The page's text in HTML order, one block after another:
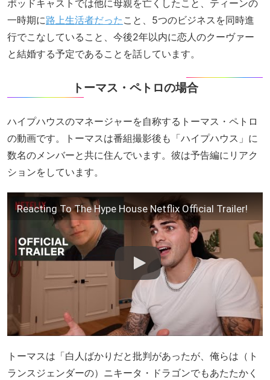
ポッドキャストでは他に母親を亡くしたこと、ティーンの
一時期に路上生活者だった こと、5つのビジネスを同時進
行でこなしていること、今後2年以内に恋人のクーヴァー
と結婚する予定であることを話しています。
トーマス・ペトロの場合
ハイプハウスのマネージャーを自称するトーマス・ペトロ
の動画です。トーマスは番組撮影後も「ハイプハウス」に
数名のメンバーと共に住んでいます。彼は予告編にリアク
ションをしています。
Reacting To The Hype House Netflix Official Trailer!
トーマスは「白人ばかりだと批判があったが、俺らは（ト
ランスジェンダーの）ニキータ・ドラゴンでもあたたかく